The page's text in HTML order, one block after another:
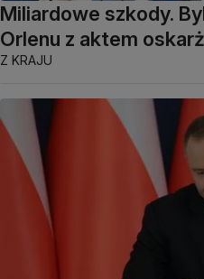
Miliardowe szkody.
Orlenu z aktem
Z KRAJU